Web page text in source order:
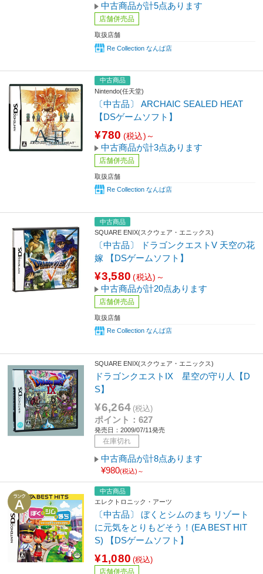
中古商品が計5点あります
店舗併売品
取扱店舗
Re Collection なんば店
中古商品
Nintendo(任天堂)
〔中古品〕 ARCHAIC SEALED HEAT
【DSゲームソフト】
¥780 (税込)～
中古商品が計3点あります
店舗併売品
取扱店舗
Re Collection なんば店
中古商品
SQUARE ENIX(スクウェア・エニックス)
〔中古品〕 ドラゴンクエストV 天空の花
嫁 【DSゲームソフト】
¥3,580 (税込)～
中古商品が計20点あります
店舗併売品
取扱店舗
Re Collection なんば店
SQUARE ENIX(スクウェア・エニックス)
ドラゴンクエストIX 星空の守り人【D
S】
¥6,264 (税込)
ポイント：627
発売日：2009/07/11発売
在庫切れ
中古商品が計8点あります
¥980(税込)～
中古商品
エレクトロニック・アーツ
〔中古品〕 ぼくとシムのまち リゾート
に元気をとりもどそう！(EA BEST HIT
S) 【DSゲームソフト】
¥1,080 (税込)
店舗併売品